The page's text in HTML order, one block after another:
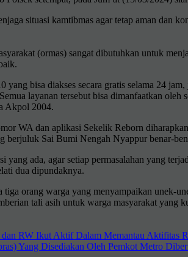
situasi kamtibmas agar tetap aman dan
(ormas) sangat dibutuhkan untuk
yang bisa diakses secara gratis selama 24
layanan tersebut bisa dimanfaatkan
Akpol 2004.
WA dan aplikasi Sekelik Reborn
Sai Bumi Nengah Nyappur benar-
ada, agar setiap permasalahan yang
dua dipundaknya.
orang warga yang menyampaikan unek-
tali asih untuk warga masyarakat yang
RW Ikut Aktif Dalam Memantau Aktifitas
Yang Disediakan Oleh Pemkot Metro